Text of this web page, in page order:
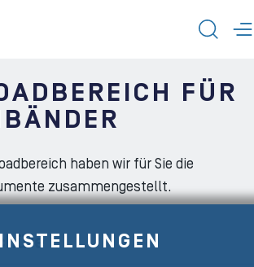
FÜR
haben wir für Sie die
zusammengestellt.